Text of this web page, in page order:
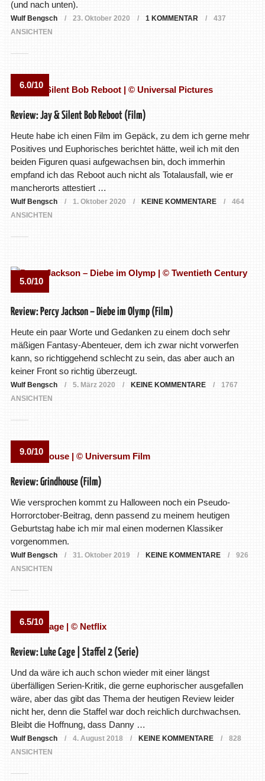
(und nach unten).
Wulf Bengsch 23. Oktober 2020 1 KOMMENTAR
437
ANSICHTEN
6.0/10
Review: Jay & Silent Bob Reboot (Film)
Heute habe ich einen Film im Gepäck, zu dem ich gerne mehr
Positives und Euphorisches berichtet hätte, weil ich mit den
beiden Figuren quasi aufgewachsen bin, doch immerhin
empfand ich das Reboot auch nicht als Totalausfall, wie er
mancherorts attestiert …
Wulf Bengsch 1. Oktober 2020 KEINE KOMMENTARE
464
ANSICHTEN
5.0/10
Review: Percy Jackson – Diebe im Olymp (Film)
Heute ein paar Worte und Gedanken zu einem doch sehr
mäßigen Fantasy-Abenteuer, dem ich zwar nicht vorwerfen
kann, so richtiggehend schlecht zu sein, das aber auch an
keiner Front so richtig überzeugt.
Wulf Bengsch 5. März 2020 KEINE KOMMENTARE
1767
ANSICHTEN
9.0/10
Review: Grindhouse (Film)
Wie versprochen kommt zu Halloween noch ein Pseudo-
Horrorctober-Beitrag, denn passend zu meinem heutigen
Geburtstag habe ich mir mal einen modernen Klassiker
vorgenommen.
Wulf Bengsch 31. Oktober 2019 KEINE KOMMENTARE
926
ANSICHTEN
6.5/10
Review: Luke Cage | Staffel 2 (Serie)
Und da wäre ich auch schon wieder mit einer längst
überfälligen Serien-Kritik, die gerne euphorischer ausgefallen
wäre, aber das gibt das Thema der heutigen Review leider
nicht her, denn die Staffel war doch reichlich durchwachsen.
Bleibt die Hoffnung, dass Danny …
Wulf Bengsch 4. August 2018 KEINE KOMMENTARE
828
ANSICHTEN